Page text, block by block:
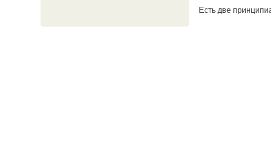
Есть две